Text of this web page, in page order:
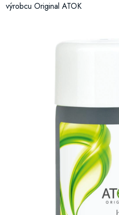
výrobcu Original ATOK